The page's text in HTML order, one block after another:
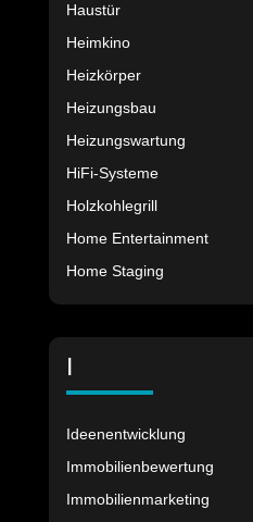
Haustür
Heimkino
Heizkörper
Heizungsbau
Heizungswartung
HiFi-Systeme
Holzkohlegrill
Home Entertainment
Home Staging
I
Ideenentwicklung
Immobilienbewertung
Immobilienmarketing